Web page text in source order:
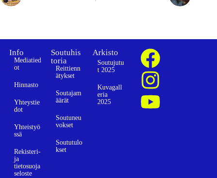
Info
Mediatied
ot
Hinnasto
Yhteystie
dot
Yhteistyö
ssä
Rekisteri-
ja
tietosuoja
seloste
Soutuhis
toria
Reittienn
ätykset
Soutajam
äärät
Soutuneu
vokset
Soututulo
kset
Arkisto
Soutujutu
t 2025
Kuvagall
eria
2025